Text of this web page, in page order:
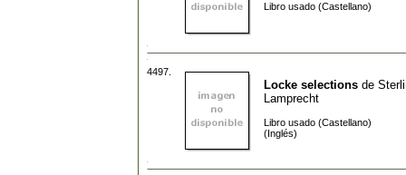
Libro usado (Castellano)
4497.
Locke selections de
Lamprecht
Libro usado (Castellano)
(Inglés)